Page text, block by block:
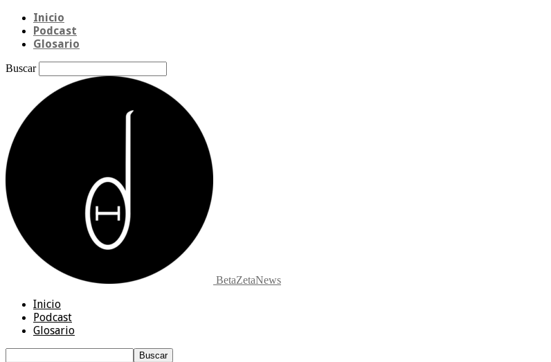
Inicio
Podcast
Glosario
Buscar
BetaZetaNews
Inicio
Podcast
Glosario